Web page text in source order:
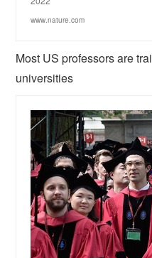
www.nature.com
Most US professors are
universities